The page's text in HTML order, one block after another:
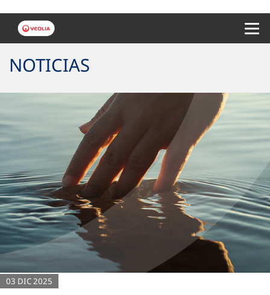
NOTICIAS
03 DIC 2025